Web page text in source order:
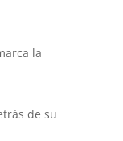
la
de su